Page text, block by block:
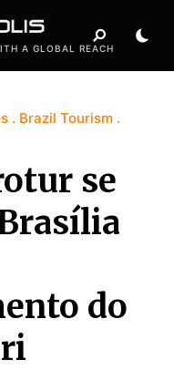
A GLOBAL REACH
Brazil Tourism
se
do